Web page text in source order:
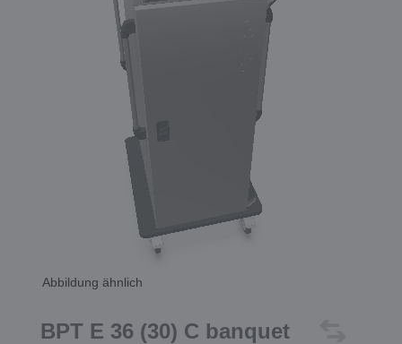
Abbildung ähnlich
BPT E 36 (30) C banquet